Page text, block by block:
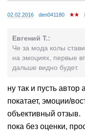
02.02.2016 den041180
Евгений Т.:
Че за мода колы
на эмоциях, первые
дальше видно будет.
ну так и пусть
покатает, эмоции/
объективный отзыв.
пока без оценки,